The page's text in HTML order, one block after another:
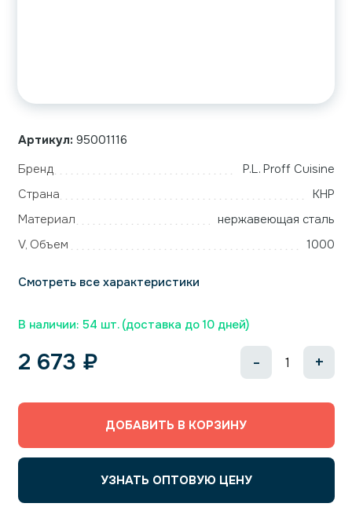
Артикул: 95001116
Бренд
P.L. Proff Cuisine
Страна
КНР
Материал
нержавеющая сталь
V, Объем
1000
Смотреть все характеристики
В наличии: 54 шт. (доставка до 10 дней)
2 673 ₽ - +
ДОБАВИТЬ В КОРЗИНУ
УЗНАТЬ ОПТОВУЮ ЦЕНУ